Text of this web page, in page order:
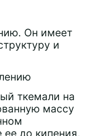
Он имеет
и
ткемали на
массу
до кипения,